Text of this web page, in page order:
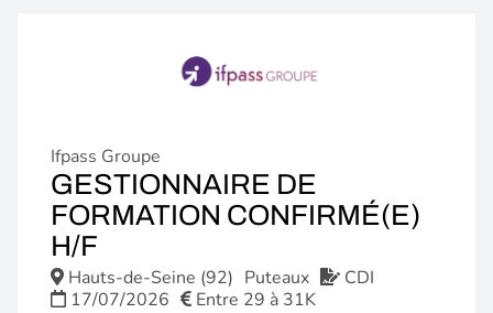
Ifpass Groupe
GESTIONNAIRE DE
FORMATION CONFIRMÉ(E)
H/F
FENÊTRE)
Hauts-de-Seine (92) Puteaux
CDI
17/07/2026
Entre 29 à 31K